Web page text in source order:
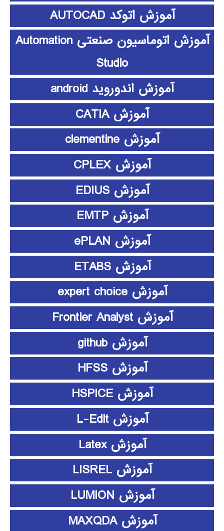
آموزش اتوکد AUTOCAD
آموزش اتوماسیون صنعتی Automation
Studio
آموزش اندوروید android
آموزش CATIA
آموزش clementine
آموزش CPLEX
آموزش EDIUS
آموزش EMTP
آموزش ePLAN
آموزش ETABS
آموزش expert choice
آموزش Frontier Analyst
آموزش github
آموزش HFSS
آموزش HSPICE
آموزش L-Edit
آموزش Latex
آموزش LISREL
آموزش LUMION
آموزش MAXQDA